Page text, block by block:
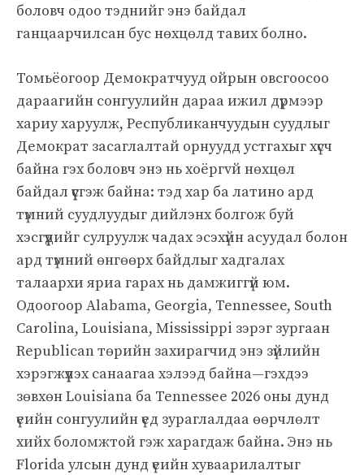
боловч одоо тэднийг энэ байдал
ганцаарчилсан бус нөхцөлд тавих болно.
Томьёогоор Демократчууд ойрын овсгоосоо
дараагийн сонгуулийн дараа ижил дүрмээр
хариу харуулж, Республиканчуудын суудлыг
Демократ засаглалтай орнуудд устгахыг хүсч
байна гэх боловч энэ нь хоёргvй нөхцөл
байдал үүсгэж байна: тэд хар ба латино ард
түмний суудлуудыг дийлэнх болгож буй
хэсгүүдийг сулруулж чадах эсэхүйн асуудал болон
ард түмний өнгөөрх байдлыг хадгалах
талаархи яриа гарах нь дамжиггүй юм.
Одоогоор Alabama, Georgia, Tennessee, South
Carolina, Louisiana, Mississippi зэрэг зургаан
Republican төрийн захирагчид энэ зүйлийн
хэрэгжүүлэх санаагаа хэлээд байна—гэхдээ
зөвхөн Louisiana ба Tennessee 2026 оны дунд
үеийн сонгуулийн үед зураглалдаа өөрчлөлт
хийх боломжтой гэж харагдаж байна. Энэ нь
Florida улсын дунд үеийн хуваарилалтыг